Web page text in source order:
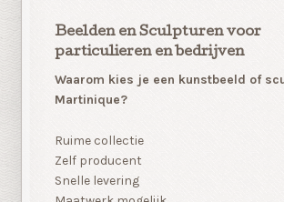
Beelden en Sculpturen voor
particulieren en bedrijven
Waarom kies je een kunstbeeld of
Martinique?
Ruime collectie
Zelf producent
Snelle levering